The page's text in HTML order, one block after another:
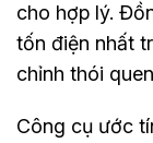
cho hợp lý.
tốn điện nhất
chỉnh thói
Công cụ ước